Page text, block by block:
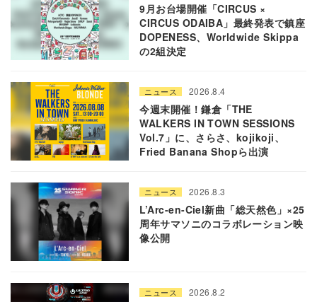
9月お台場開催「CIRCUS ×
CIRCUS ODAIBA」最終発表で鎮座
DOPENESS、Worldwide Skippa
の2組決定
ニュース 2026.8.4
今週末開催！鎌倉「THE
WALKERS IN TOWN SESSIONS
Vol.7」に、さらさ、kojikoji、
Fried Banana Shopら出演
ニュース 2026.8.3
L’Arc-en-Ciel新曲「総天然色」×25
周年サマソニのコラボレーション映
像公開
ニュース 2026.8.2